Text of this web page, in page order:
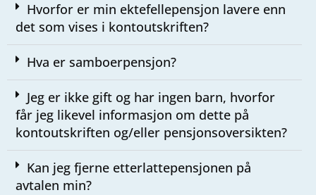
Hvorfor er min ektefellepensjon lavere enn
det som vises i kontoutskriften?​
Hva er samboerpensjon?​
Jeg er ikke gift og har ingen barn, hvorfor
får jeg likevel informasjon om dette på
kontoutskriften og/eller pensjonsoversikten?​
Kan jeg fjerne etterlattepensjonen på
avtalen min?​